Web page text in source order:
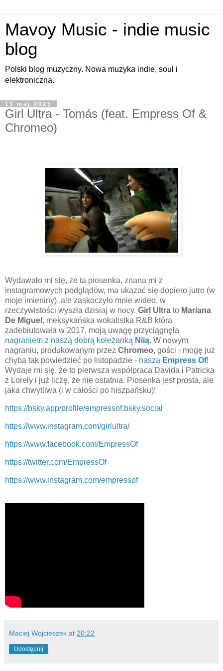
Mavoy Music - indie music
blog
Polski blog muzyczny. Nowa muzyka indie, soul i
elektroniczna.
13 maj 2025
Girl Ultra - Tomás (feat. Empress Of &
Chromeo)
Wydawało mi się, że ta piosenka, znana mi z
instagramowych podglądów, ma ukazać się dopiero jutro (w
moje imieniny), ale zaskoczyło mnie wideo, w
rzeczywistości wyszła dzisiaj w nocy. Girl Ultra to Mariana
De Miguel , meksykańska wokalistka R&B która
zadebiutowała w 2017, moją uwagę przyciągnęła
nagraniem z naszą dobrą koleżanką Niią. W nowym
nagraniu, produkowanym przez Chromeo, gości - mogę już
chyba tak powiedzieć po listopadzie - nasza Empress Of!
Wydaje mi się, że to pierwsza współpraca Davida i Patricka
z Lorely i już liczę, że nie ostatnia. Piosenka jest prosta, ale
jaka chwytliwa (i w całości po hiszpańsku)!
https://bsky.app/profile/empressof.bsky.social
https://www.instagram.com/girlultra/
https://www.facebook.com/EmpressOf
https://twitter.com/EmpressOf
https://www.instagram.com/empressof
Maciej Wojcieszek at 20:22
Udostępnij